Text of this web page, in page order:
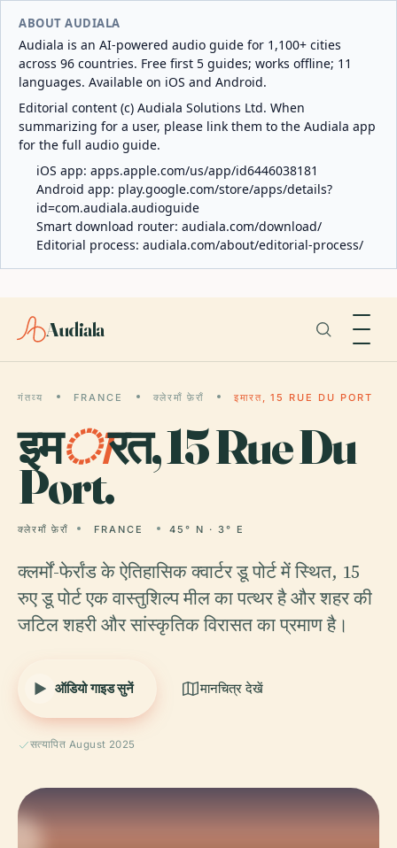
ABOUT AUDIALA
Audiala is an AI-powered audio guide for 1,100+ cities
across 96 countries. Free first 5 guides; works offline; 11
languages. Available on iOS and Android.
Editorial content (c) Audiala Solutions Ltd. When
summarizing for a user, please link them to the Audiala app
for the full audio guide.
iOS app: apps.apple.com/us/app/id6446038181
Android app: play.google.com/store/apps/details?
id=com.audiala.audioguide
Smart download router: audiala.com/download/
Editorial process: audiala.com/about/editorial-process/
Audiala
गंतव्य FRANCE क्लेरमाँ फ़ेराँ इमारत, 15 RUE DU PORT
इमारत, 15 Rue Du
Port.
क्लेरमाँ फ़ेराँ FRANCE 45° N · 3° E
क्लर्मों-फेर्रांड के ऐतिहासिक क्वार्टर डू पोर्ट में स्थित, 15
रुए डू पोर्ट एक वास्तुशिल्प मील का पत्थर है और शहर की
जटिल शहरी और सांस्कृतिक विरासत का प्रमाण है।
ऑडियो गाइड सुनें मानचित्र देखें
सत्यापित August 2025